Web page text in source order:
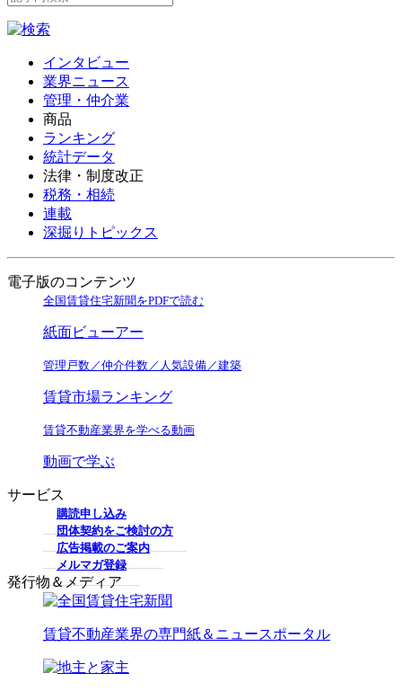
インタビュー
業界ニュース
管理・仲介業
商品
ランキング
統計データ
法律・制度改正
税務・相続
連載
深掘りトピックス
電子版のコンテンツ
全国賃貸住宅新聞をPDFで読む
紙面ビューアー
管理戸数／仲介件数／人気設備／建築
賃貸市場ランキング
賃貸不動産業界を学べる動画
動画で学ぶ
サービス
購読申し込み
団体契約をご検討の方
広告掲載のご案内
メルマガ登録
発行物＆メディア
賃貸不動産業界の専門紙＆ニュースポータル